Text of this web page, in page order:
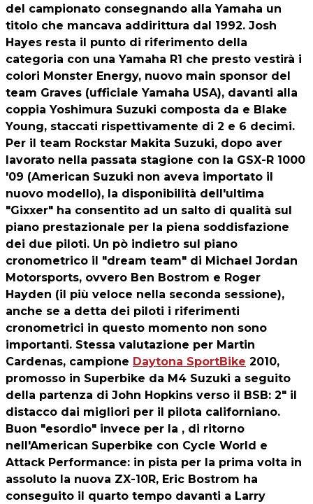
del campionato consegnando alla Yamaha un
titolo che mancava addirittura dal 1992. Josh
Hayes resta il punto di riferimento della
categoria con una Yamaha R1 che presto vestirà i
colori Monster Energy, nuovo main sponsor del
team Graves (ufficiale Yamaha USA), davanti alla
coppia Yoshimura Suzuki composta da e Blake
Young, staccati rispettivamente di 2 e 6 decimi.
Per il team Rockstar Makita Suzuki, dopo aver
lavorato nella passata stagione con la GSX-R 1000
'09 (American Suzuki non aveva importato il
nuovo modello), la disponibilità dell'ultima
"Gixxer" ha consentito ad un salto di qualità sul
piano prestazionale per la piena soddisfazione
dei due piloti. Un pò indietro sul piano
cronometrico il "dream team" di Michael Jordan
Motorsports, ovvero Ben Bostrom e Roger
Hayden (il più veloce nella seconda sessione),
anche se a detta dei piloti i riferimenti
cronometrici in questo momento non sono
importanti. Stessa valutazione per Martin
Cardenas, campione Daytona SportBike 2010,
promosso in Superbike da M4 Suzuki a seguito
della partenza di John Hopkins verso il BSB: 2" il
distacco dai migliori per il pilota californiano.
Buon "esordio" invece per la , di ritorno
nell'American Superbike con Cycle World e
Attack Performance: in pista per la prima volta in
assoluto la nuova ZX-10R, Eric Bostrom ha
conseguito il quarto tempo davanti a Larry